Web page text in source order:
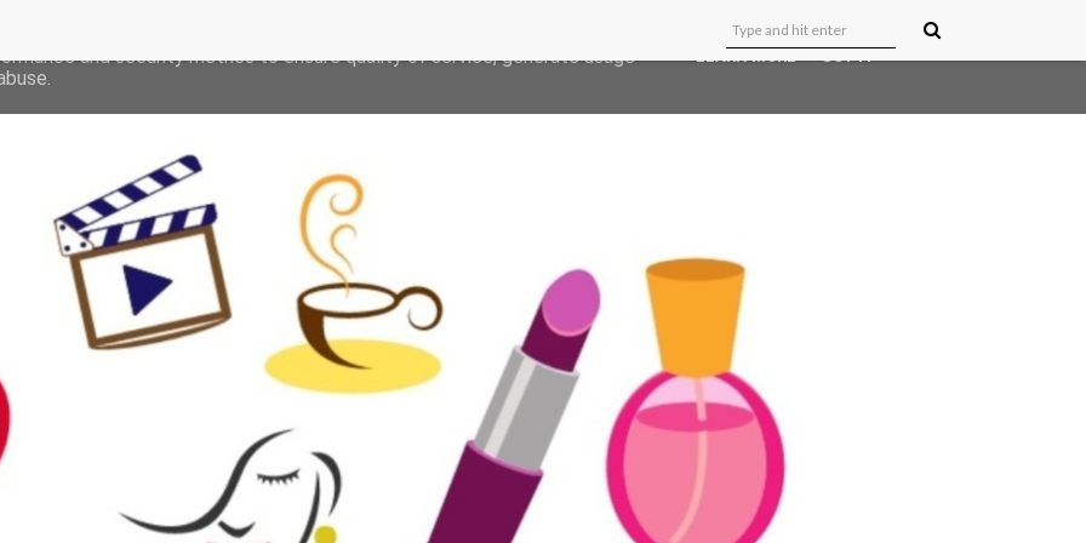
its services and to analyze traffic. Your IP address and user-agent
and security metrics to ensure quality of service, generate usage
LEARN MORE GOT IT